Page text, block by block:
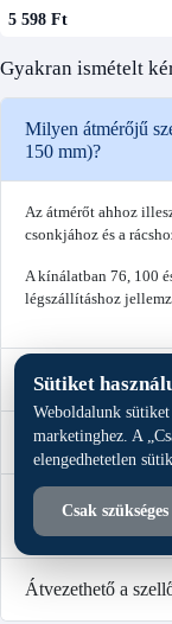
5 598 Ft
Gyakran ismételt
Milyen átmérőjű
150 mm)?
Az átmérőt ahhoz
csonkjához és a
A kínálatban 76, 100
légszállításhoz
Mihez csatlakozik
Mire jó a fémspirál
Hogyan illesszem
rácshoz?
Átvezethető a
Sütiket
Weboldalunk sütiket
marketinghez. A
elengedhetetlen
Csak szükséges